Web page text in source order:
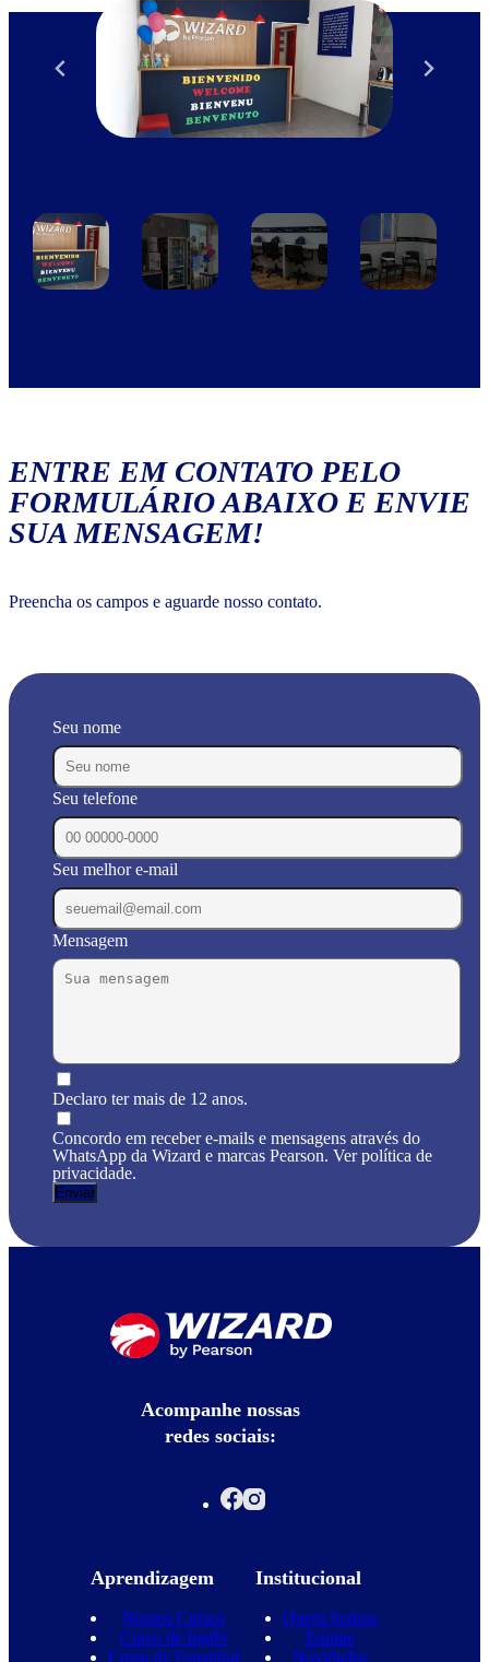
ENTRE EM CONTATO PELO
FORMULÁRIO ABAIXO E ENVIE
SUA MENSAGEM!
Preencha os campos e aguarde nosso contato.
Seu nome
Seu telefone
Seu melhor e-mail
Mensagem
Declaro ter mais de 12 anos.
Concordo em receber e-mails e mensagens através do
WhatsApp da Wizard e marcas Pearson. Ver política de
privacidade.
Acompanhe nossas
redes sociais:
Aprendizagem
Nossos Cursos
Curso de Inglês
Curso de Espanhol
Institucional
Quem Somos
Equipe
Novidades